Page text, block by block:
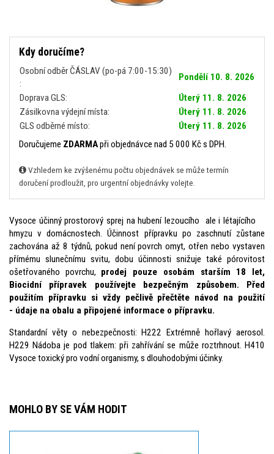
Kdy doručíme?
Osobní odběr ČÁSLAV (po-pá 7:00-15:30)
:
Pondělí 10. 8. 2026
Doprava GLS:
Úterý 11. 8. 2026
Zásilkovna výdejní místa:
Úterý 11. 8. 2026
GLS odběrné místo:
Úterý 11. 8. 2026
Doručujeme ZDARMApři objednávce nad 5 000 Kč s DPH.
Vzhledem ke zvýšenému počtu objednávek se může termín
doručení prodloužit, pro urgentní objednávky volejte.
Vysoce účinný prostorový sprej na hubení lezoucího ale i létajícího
hmyzu v domácnostech. Účinnost přípravku po zaschnutí zůstane
zachována až 8 týdnů, pokud není povrch omyt, otřen nebo vystaven
přímému slunečnímu svitu, dobu účinnosti snižuje také pórovitost
ošetřovaného povrchu, prodej pouze osobám starším 18 let,
Biocidní přípravek používejte bezpečným způsobem. Před
použitím přípravku si vždy pečlivě přečtěte návod na použití
- údaje na obalu a připojené informace o přípravku.
Standardní věty o nebezpečnosti: H222 Extrémně hořlavý aerosol.
H229 Nádoba je pod tlakem: při zahřívání se může roztrhnout. H410
Vysoce toxický pro vodní organismy, s dlouhodobými účinky.
MOHLO BY SE VÁM HODIT